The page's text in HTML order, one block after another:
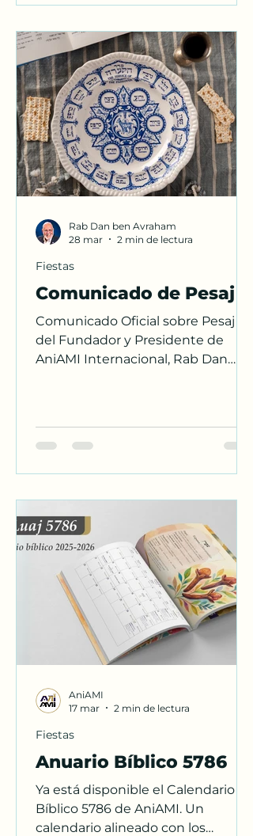
la importancia del orden, la unidad
y la autoridad rabínica en la
comunidad
Comunicado de Pesaj
Comunicado Oficial sobre Pesaj
del Fundador y Presidente de
AniAMI Internacional, Rab Dan
Fiestas
Rab Dan ben Avraham
28 mar
2 min de lectura
Anuario Bíblico 5786
Ya está disponible el Calendario
Bíblico 5786 de AniAMI. Un
calendario alineado con los
Fiestas
AniAMI
17 mar
2 min de lectura